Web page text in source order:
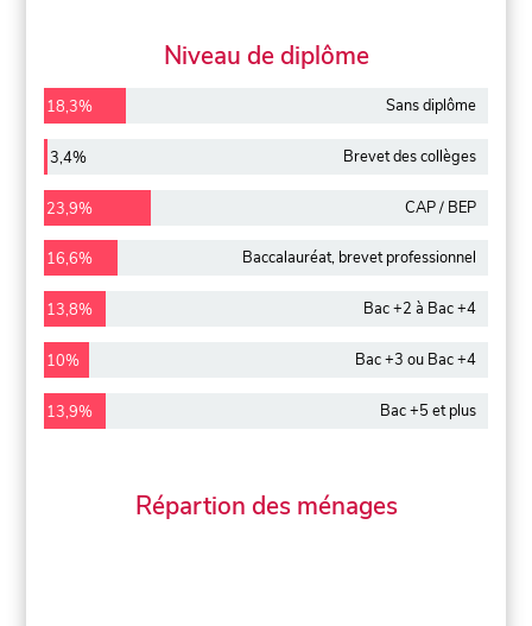
Niveau de diplôme
18,3% Sans diplôme
3,4% Brevet des collèges
23,9% CAP / BEP
16,6% Baccalauréat, brevet professionnel
13,8% Bac +2 à Bac +4
10% Bac +3 ou Bac +4
13,9% Bac +5 et plus
Répartion des ménages